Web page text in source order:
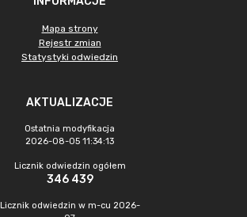
Mapa strony
Rejestr zmian
Statystyki odwiedzin
AKTUALIZACJE
Ostatnia modyfikacja
2026-08-05 11:34:13
Licznik odwiedzin ogółem
346 439
Licznik odwiedzin w m-cu 2026-